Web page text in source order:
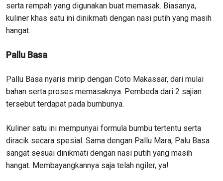
serta rempah yang digunakan buat memasak. Biasanya,
kuliner khas satu ini dinikmati dengan nasi putih yang masih
hangat.
Pallu Basa
Pallu Basa nyaris mirip dengan Coto Makassar, dari mulai
bahan serta proses memasaknya. Pembeda dari 2 sajian
tersebut terdapat pada bumbunya.
Kuliner satu ini mempunyai formula bumbu tertentu serta
diracik secara spesial. Sama dengan Pallu Mara, Palu Basa
sangat sesuai dinikmati dengan nasi putih yang masih
hangat. Membayangkannya saja telah ngiler, ya!